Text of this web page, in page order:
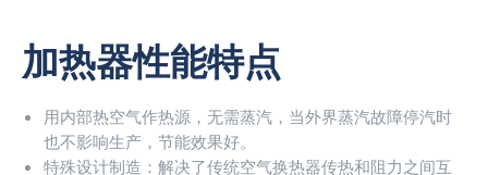
加热器性能特点
用内部热空气作热源，无需蒸汽，当外界蒸汽故障停汽时
也不影响生产，节能效果好。
特殊设计制造：解决了传统空气换热器传热和阻力之间互